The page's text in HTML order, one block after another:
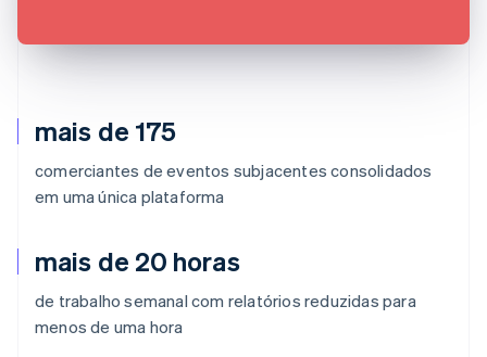
mais de 175
comerciantes de eventos subjacentes consolidados
em uma única plataforma
mais de 20 horas
de trabalho semanal com relatórios reduzidas para
menos de uma hora